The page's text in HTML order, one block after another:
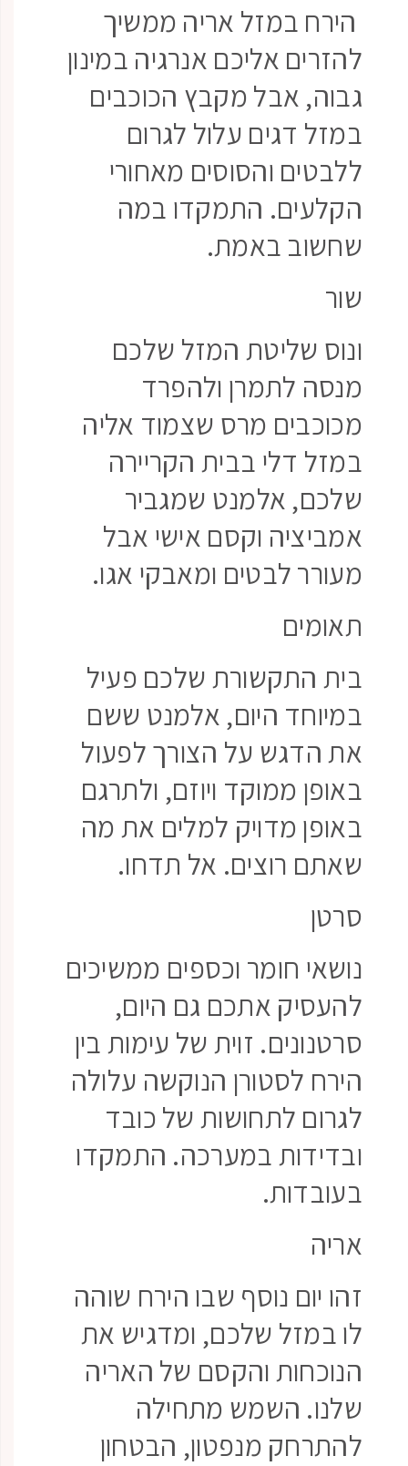
הירח במזל אריה ממשיך
להזרים אליכם אנרגיה במינון
גבוה, אבל מקבץ הכוכבים
במזל דגים עלול לגרום
ללבטים והסוסים מאחורי
הקלעים. התמקדו במה
שחשוב באמת.
שור
ונוס שליטת המזל שלכם
מנסה לתמרן ולהפרד
מכוכבים מרס שצמוד אליה
במזל דלי בבית הקריירה
שלכם, אלמנט שמגביר
אמביציה וקסם אישי אבל
מעורר לבטים ומאבקי אגו.
תאומים
בית התקשורת שלכם פעיל
במיוחד היום, אלמנט ששם
את הדגש על הצורך לפעול
באופן ממוקד ויוזם, ולתרגם
באופן מדויק למלים את מה
שאתם רוצים. אל תדחו.
סרטן
נושאי חומר וכספים ממשיכים
להעסיק אתכם גם היום,
סרטנונים. זוית של עימות בין
הירח לסטורן הנוקשה עלולה
לגרום לתחושות של כובד
ובדידות במערכה. התמקדו
בעובדות.
אריה
זהו יום נוסף שבו הירח שוהה
לו במזל שלכם, ומדגיש את
הנוכחות והקסם של האריה
שלנו. השמש מתחילה
להתרחק מנפטון, הבטחון